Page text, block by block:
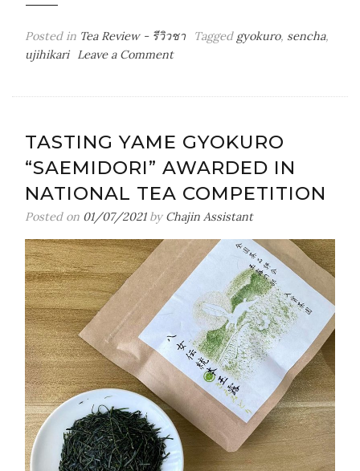
Posted in Tea Review - รีวิวชา Tagged gyokuro, sencha,
ujihikari
Leave a Commenton
Minatsuki
by
Homemade
ที่
กัด
คำ
TASTING YAME GYOKURO
“SAEMIDORI” AWARDED IN
NATIONAL TEA COMPETITION
Posted on 01/07/2021by Chajin Assistant